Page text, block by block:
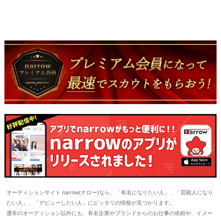
オーディションサイト narrow(ナロー)なら、「有名になりたい人」、「芸能人になり
たい人」、「デビューしたい人」にピッタリの情報が見つかります。
通常のオーディション以外にも、有名企業やブランドからのお仕事の依頼や、イメー